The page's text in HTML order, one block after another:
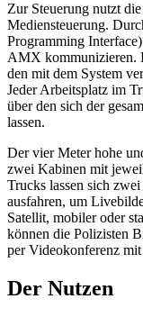
Zur Steuerung nutzt
Mediensteuerung.
Programming
AMX kommunizieren.
den mit dem System
Jeder Arbeitsplatz im
über den sich der
lassen.
Der vier Meter hohe
zwei Kabinen mit
Trucks lassen sich
ausfahren, um
Satellit, mobiler oder
können die Polizisten
per Videokonferenz
Der Nutzen